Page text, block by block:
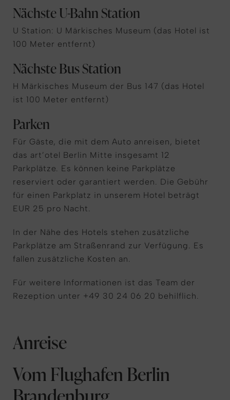
Nächste U-Bahn Station
U Station: U Märkisches Museum (das Hotel ist
100 Meter entfernt)
Nächste Bus Station
H Märkisches Museum der Bus 147 (das Hotel
ist 100 Meter entfernt)
Parken
Für Gäste, die mit dem Auto anreisen, bietet
das art’otel Berlin Mitte insgesamt 12
Parkplätze. Es können keine Parkplätze
reserviert oder garantiert werden. Die Gebühr
für einen Parkplatz in unserem Hotel beträgt
EUR 25 pro Nacht.
In der Nähe des Hotels stehen zusätzliche
Parkplätze am Straßenrand zur Verfügung. Es
fallen zusätzliche Kosten an.
Für weitere Informationen ist das Team der
Rezeption unter +49 30 24 06 20 behilflich.
Anreise
Vom Flughafen Berlin
Brandenburg